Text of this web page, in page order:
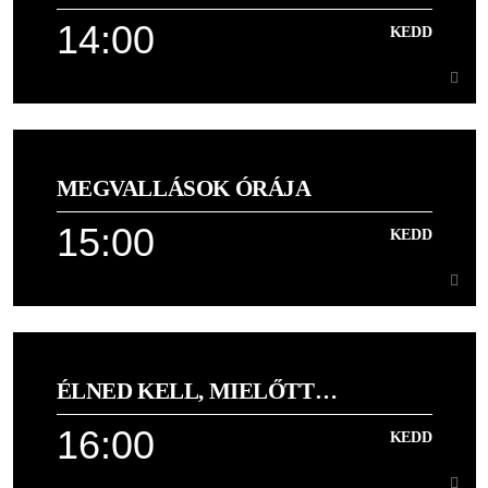
Learn more
14:00 KEDD
14:00 KEDD
A legjobb keresztény és nívós világi dalok egy helyen
Learn more
MEGVALLÁSOK ÓRÁJA
15:00 KEDD
15:00 KEDD
[...]
Learn more
ÉLNED KELL, MIELŐTT
MEGHALSZ!
16:00 KEDD